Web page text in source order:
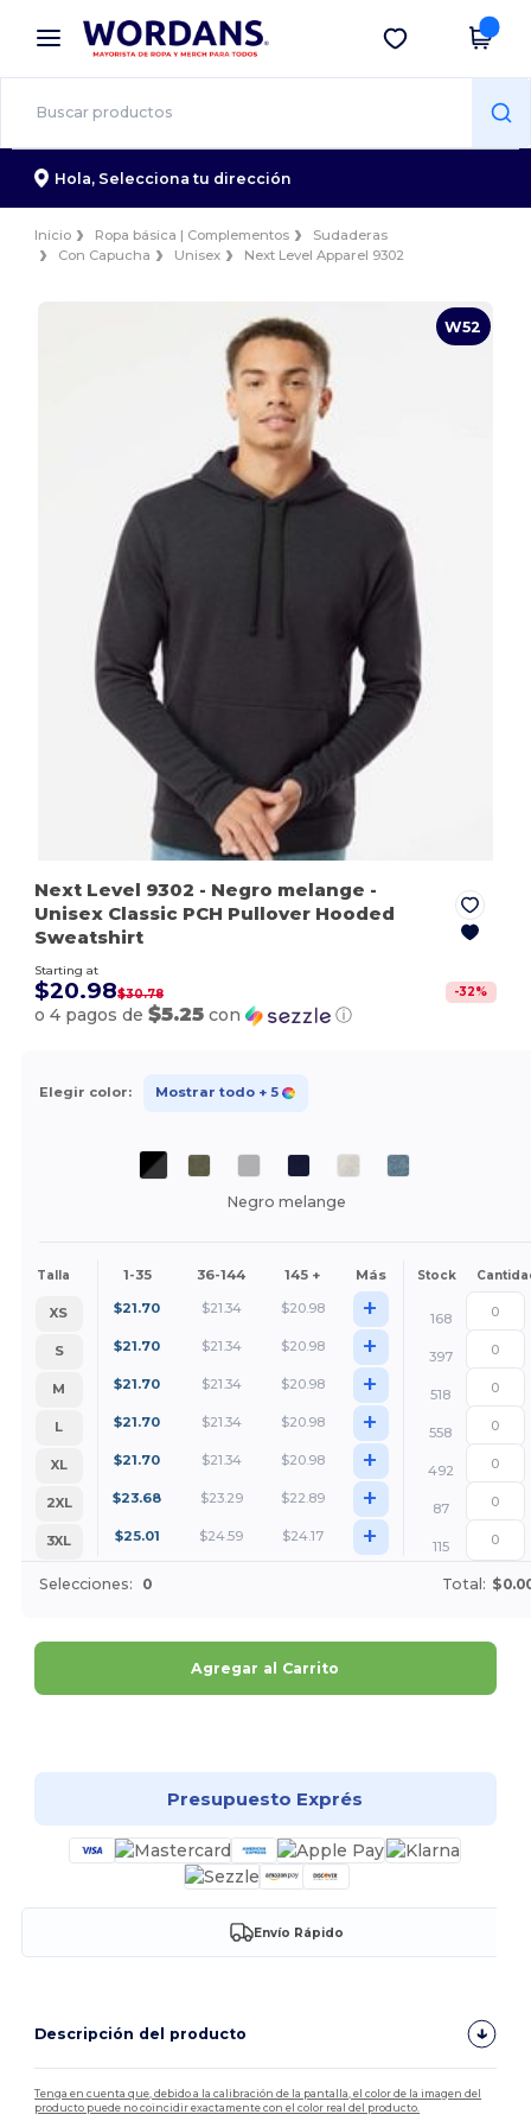
× App de Wordans
¡Mejores precios en app!
Descargar app
Hola, Selecciona tu dirección
Inicio Ropa básica | Complementos
Sudaderas
Con Capucha
Unisex Next Level Apparel 9302
W52
Next Level 9302 - Negro melange -
Unisex Classic PCH Pullover Hooded
Sweatshirt
Starting at
$20.98$30.78 -32%
o 4 pagos de$5.25 con ⓘ
Elegir color: Mostrar todo + 5
Negro melange
Talla 1-35 36-144 145 + Más Stock
XS $21.70 $21.34 $20.98 +
168
S
$21.70 $21.34 $20.98 +
397
M
$21.70 $21.34 $20.98 +
518
L
$21.70 $21.34 $20.98 +
558
XL
$21.70 $21.34 $20.98 +
492
2XL
$23.68 $23.29 $22.89 +
87
3XL
$25.01 $24.59 $24.17 + 115
Selecciones: 0 Total:
Agregar al Carrito
Presupuesto Exprés
Envío Rápido
Descripción del producto
Tenga en cuenta que, debido a la calibración de la pantalla, el color de la imagen del
producto puede no coincidir exactamente con el color real del producto.